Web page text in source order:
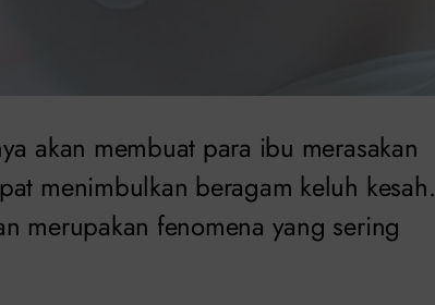
akan membuat para ibu merasakan
menimbulkan beragam keluh kesah.
merupakan fenomena yang sering